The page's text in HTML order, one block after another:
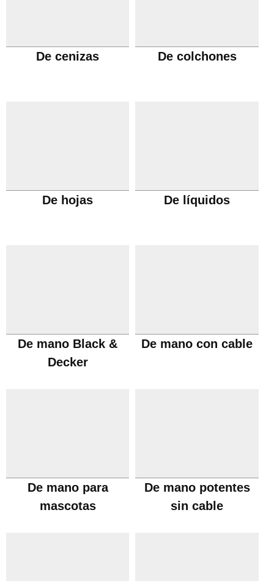
De cenizas De colchones
De hojas De líquidos
De mano Black &
Decker
De mano con cable
De mano para
mascotas
De mano potentes
sin cable